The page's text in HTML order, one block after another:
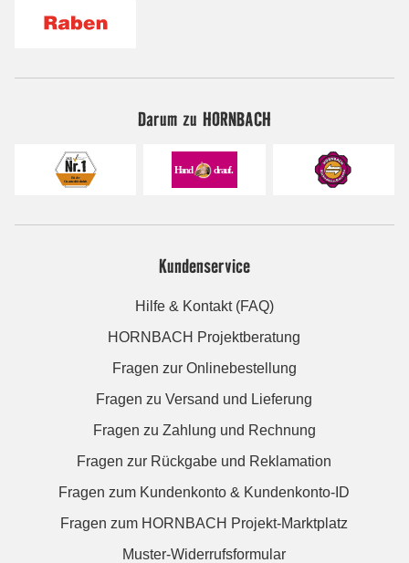
Darum zu HORNBACH
Kundenservice
Hilfe & Kontakt (FAQ)
HORNBACH Projektberatung
Fragen zur Onlinebestellung
Fragen zu Versand und Lieferung
Fragen zu Zahlung und Rechnung
Fragen zur Rückgabe und Reklamation
Fragen zum Kundenkonto & Kundenkonto-ID
Fragen zum HORNBACH Projekt-Marktplatz
Muster-Widerrufsformular